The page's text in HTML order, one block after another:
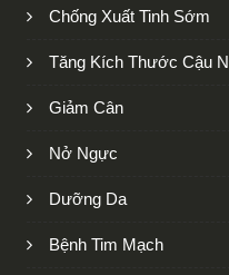
Chống Xuất Tinh Sớm
Tăng Kích Thước Cậu
Giảm Cân
Nở Ngực
Dưỡng Da
Bệnh Tim Mạch